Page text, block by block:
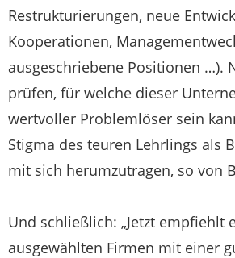
Restrukturierungen, neue
Kooperationen,
ausgeschriebene Positionen …).
prüfen, für welche dieser
wertvoller Problemlöser sein
Stigma des teuren Lehrlings als
mit sich herumzutragen, so von
Und schließlich: „Jetzt empfiehlt
ausgewählten Firmen mit einer